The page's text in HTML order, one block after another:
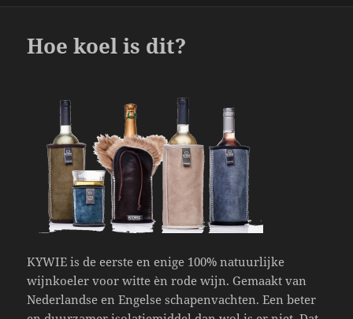
Hoe koel is dit?
KYWIE is de eerste en enige 100% natuurlijke
wijnkoeler voor witte èn rode wijn. Gemaakt van
Nederlandse en Engelse schapenvachten. Een beter